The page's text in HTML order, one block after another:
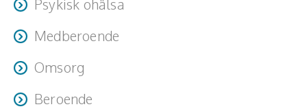
Psykisk ohälsa
Medberoende
Omsorg
Beroende